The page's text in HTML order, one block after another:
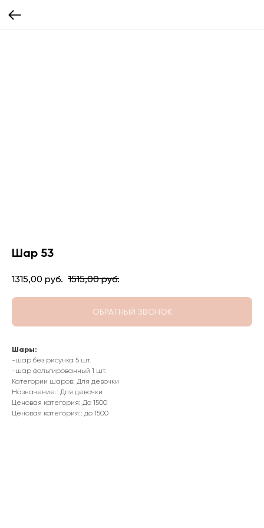
Шар 53
1315,00 руб. 1515,00 руб.
ОБРАТНЫЙ ЗВОНОК
Шары:
-шар без рисунка 5 шт.
-шар фольгированный 1 шт.
Категории шаров: Для девочки
Назначение:: Для девочки
Ценовая категория: До 1500
Ценовая категория:: до 1500